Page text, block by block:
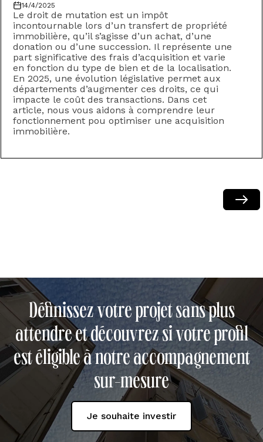
14/4/2025
Le droit de mutation est un impôt
incontournable lors d’un transfert de propriété
immobilière, qu’il s’agisse d’un achat, d’une
donation ou d’une succession. Il représente une
part significative des frais d’acquisition et varie
en fonction du type de bien et de la localisation.
En 2025, une évolution législative permet aux
départements d’augmenter ces droits, ce qui
impacte le coût des transactions. Dans cet
article, nous vous aidons à comprendre leur
fonctionnement pou optimiser une acquisition
immobilière.
Next
Définissez votre projet sans plus
attendre et découvrez si votre profil
est éligible à notre accompagnement
sur-mesure
Je souhaite investir